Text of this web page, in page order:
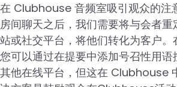
在 Clubhouse 音频室吸引观众的注
房间聊天之后，我们需要将与会者重
站或社交平台，将他们转化为客户
您可以通过在提要中添加号召性用
其他在线平台，但这在 Clubhouse